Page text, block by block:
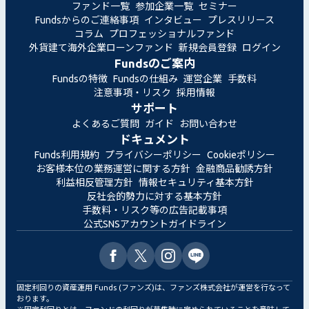
ファンド一覧 参加企業一覧 セミナー
Fundsからのご連絡事項 インタビュー
プレスリリース
コラム
プロフェッショナルファンド
外貨建て海外企業ローンファンド 新規会員登録 ログイン
Fundsのご案内
Fundsの特徴 Fundsの仕組み 運営企業 手数料
注意事項・リスク
採用情報
サポート
よくあるご質問 ガイド お問い合わせ
ドキュメント
Funds利用規約 プライバシーポリシー Cookieポリシー
お客様本位の業務運営に関する方針 金融商品勧誘方針
利益相反管理方針 情報セキュリティ基本方針
反社会的勢力に対する基本方針
手数料・リスク等の広告記載事項
公式SNSアカウントガイドライン
固定利回りの資産運用 Funds (ファンズ)は、ファンズ株式会社が運営を行なって
おります。